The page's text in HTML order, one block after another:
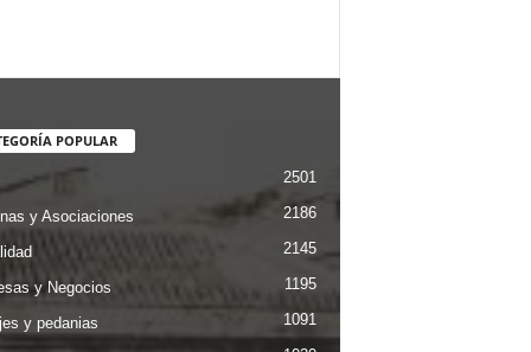
POPULAR
2501
y Asociaciones 2186
2145
y Negocios 1195
y pedanias 1091